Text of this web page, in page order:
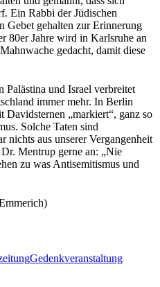
Ein Rabbi der Jüdischen
Gebet gehalten zur Erinnerung
80er Jahre wird in Karlsruhe an
gedacht, damit diese
Palästina und Israel verbreitet
immer mehr. In Berlin
Davidsternen „markiert“, ganz so
Solche Taten sind
nichts aus unserer Vergangenheit
Mentrup gerne an: „Nie
zu was Antisemitismus und
Gedenkveranstaltung